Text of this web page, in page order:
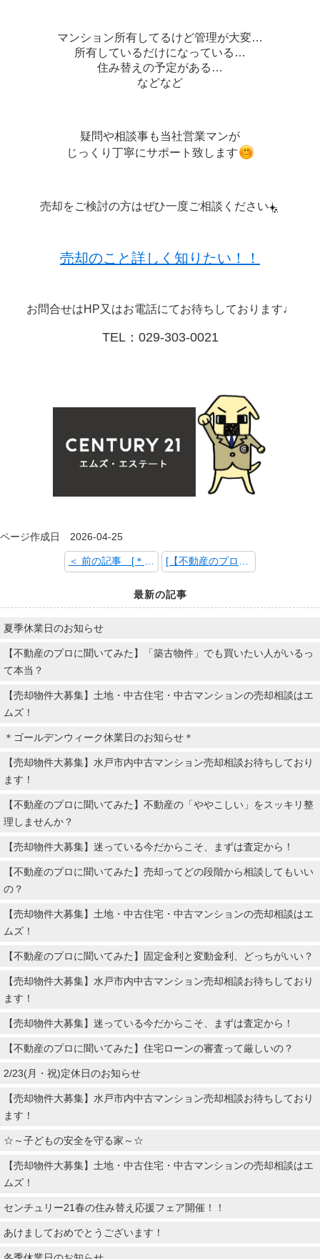
マンション所有してるけど管理が大変…
所有しているだけになっている…
住み替えの予定がある…
などなど
疑問や相談事も当社営業マンが
じっくり丁寧にサポート致します
売却をご検討の方はぜひ一度ご相談ください
売却のこと詳しく知りたい！！
お問合せはHP又はお電話にてお待ちしております♩
TEL：029-303-0021
ページ作成日 2026-04-25
最新の記事
夏季休業日のお知らせ
【不動産のプロに聞いてみた】「築古物件」でも買いたい人がいるっ
て本当？
【売却物件大募集】土地・中古住宅・中古マンションの売却相談はエ
ムズ！
＊ゴールデンウィーク休業日のお知らせ＊
【売却物件大募集】水戸市内中古マンション売却相談お待ちしており
ます！
【不動産のプロに聞いてみた】不動産の「ややこしい」をスッキリ整
理しませんか？
【売却物件大募集】迷っている今だからこそ、まずは査定から！
【不動産のプロに聞いてみた】売却ってどの段階から相談してもいい
の？
【売却物件大募集】土地・中古住宅・中古マンションの売却相談はエ
ムズ！
【不動産のプロに聞いてみた】固定金利と変動金利、どっちがいい？
【売却物件大募集】水戸市内中古マンション売却相談お待ちしており
ます！
【売却物件大募集】迷っている今だからこそ、まずは査定から！
【不動産のプロに聞いてみた】住宅ローンの審査って厳しいの？
2/23(月・祝)定休日のお知らせ
【売却物件大募集】水戸市内中古マンション売却相談お待ちしており
ます！
☆～子どもの安全を守る家～☆
【売却物件大募集】土地・中古住宅・中古マンションの売却相談はエ
ムズ！
センチュリー21春の住み替え応援フェア開催！！
あけましておめでとうございます！